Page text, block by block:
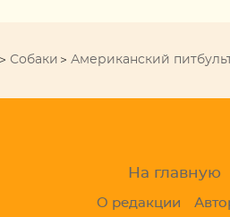
Собаки Американский
На главную
О редакции